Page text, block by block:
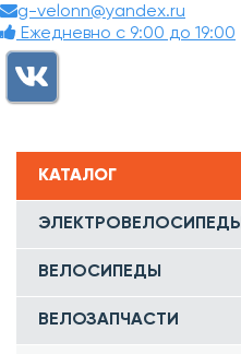
g-velonn@yandex.ru
Ежедневно с 9:00 до 19:00
КАТАЛОГ
ЭЛЕКТРОВЕЛОСИПЕДЫ
ВЕЛОСИПЕДЫ
ВЕЛОЗАПЧАСТИ